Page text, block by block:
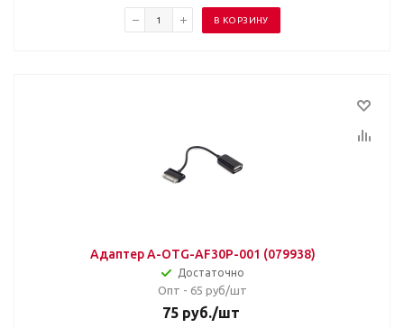
В КОРЗИНУ
Адаптер A-OTG-AF30P-001 (079938)
Достаточно
Опт - 65 руб/шт
75руб./шт